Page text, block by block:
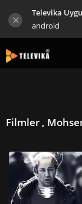
Televika
android
Filmler ,